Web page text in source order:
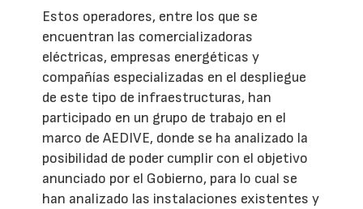
Estos operadores, entre los que se
encuentran las comercializadoras
eléctricas, empresas energéticas y
compañías especializadas en el despliegue
de este tipo de infraestructuras, han
participado en un grupo de trabajo en el
marco de AEDIVE, donde se ha analizado la
posibilidad de poder cumplir con el objetivo
anunciado por el Gobierno, para lo cual se
han analizado las instalaciones existentes y